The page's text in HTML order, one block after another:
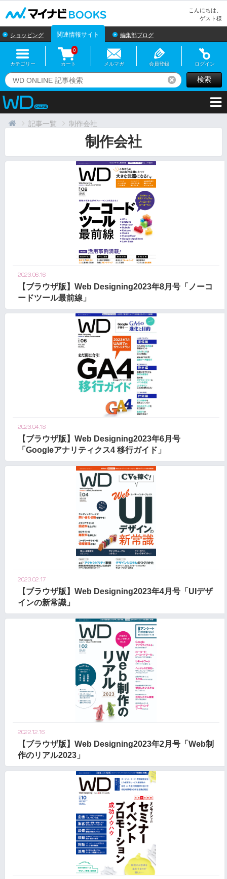
こんにちは、
ゲスト様
ショッピング 関連情報サイト 編集部ブログ
カテゴリー カート
0
メルマガ 会員登録 ログイン
リセット検索
記事一覧 制作会社
制作会社
2023.06.16
【ブラウザ版】Web Designing2023年8月号「ノーコ
ードツール最前線」
2023.04.18
【ブラウザ版】Web Designing2023年6月号
「Googleアナリティクス4 移行ガイド」
2023.02.17
【ブラウザ版】Web Designing2023年4月号「UIデザ
インの新常識」
2022.12.16
【ブラウザ版】Web Designing2023年2月号「Web制
作のリアル2023」